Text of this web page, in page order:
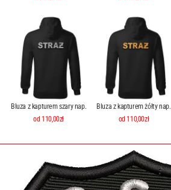
Bluza z kapturem szary nap.
od 110,00zł
Bluza z kapturem żółty nap.
od 110,00zł